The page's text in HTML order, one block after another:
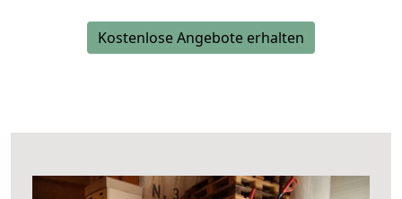
Kostenlose Angebote erhalten